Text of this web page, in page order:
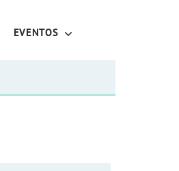
EVENTOS